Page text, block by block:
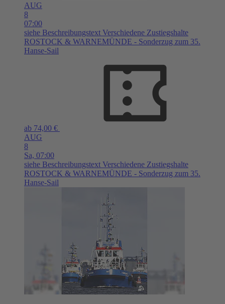
AUG
8
07:00
siehe Beschreibungstext Verschiedene Zustiegshalte
ROSTOCK & WARNEMÜNDE - Sonderzug zum 35.
Hanse-Sail
ab 74,00 €
AUG
8
Sa, 07:00
siehe Beschreibungstext Verschiedene Zustiegshalte
ROSTOCK & WARNEMÜNDE - Sonderzug zum 35.
Hanse-Sail